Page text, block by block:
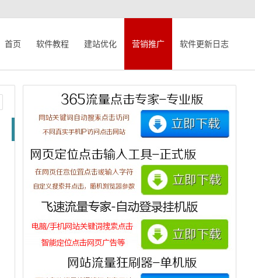
首页 软件教程 建站优化 营销推广 软件更新日志